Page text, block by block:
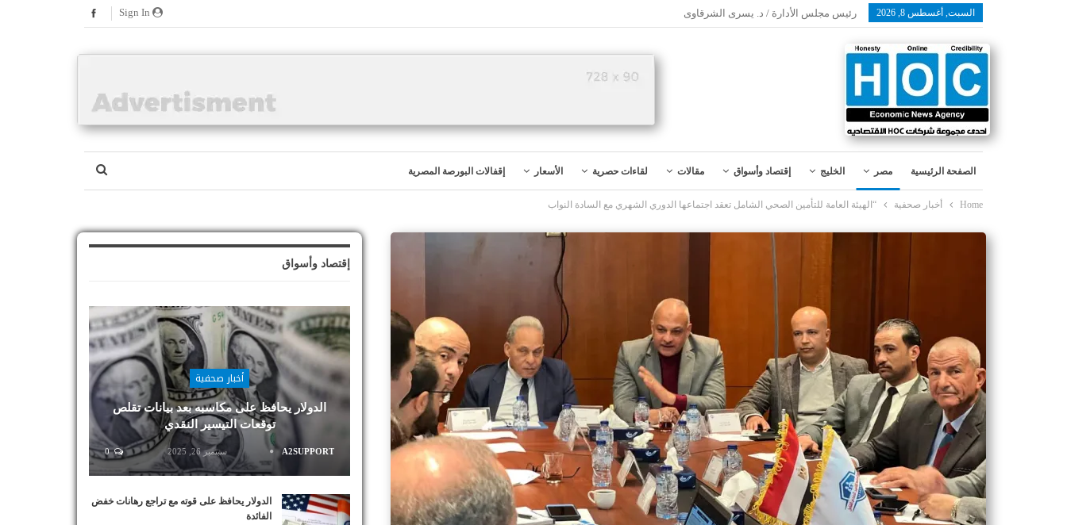
السبت, أغسطس 8, 2026 رئيس مجلس الأدارة / د. يسرى الشرقاوى
الصفحة الرئيسية مصر الخليج إقتصاد وأسواق مقالات لقاءات حصرية الأسعار إقفالات البورصة المصرية
Home أخبار صحفية “الهيئة العامة للتأمين الصحي الشامل تعقد اجتماعها الدوري الشهري مع السادة النواب
إقتصاد وأسواق
أخبار صحفية
الدولار يحافظ على مكاسبه بعد بيانات تقلص
توقعات التيسير النقدي
A2SUPPORT سبتمبر 26, 2025 0
الدولار يحافظ على قوته مع تراجع رهانات خفض
الفائدة